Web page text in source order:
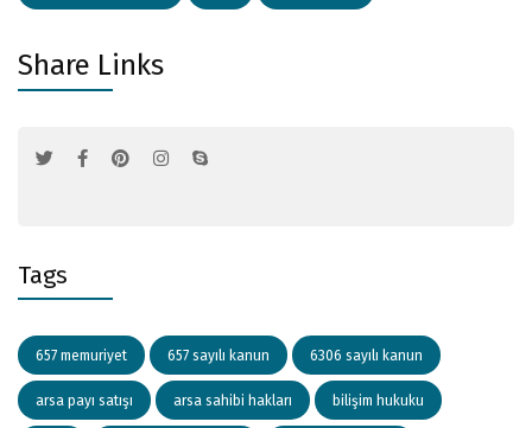
Share Links
Tags
657 memuriyet 657 sayılı kanun 6306 sayılı kanun
arsa payı satışı arsa sahibi hakları bilişim hukuku